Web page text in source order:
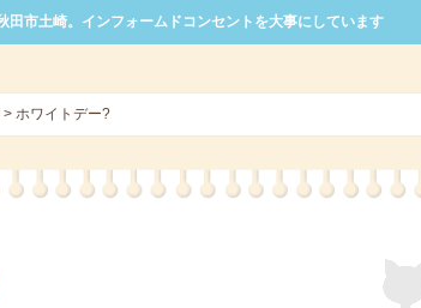
田市土崎。インフォームドコンセントを大事にしています
> ホワイトデー?